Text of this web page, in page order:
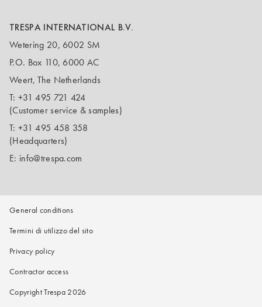
TRESPA INTERNATIONAL B.V.
Wetering 20, 6002 SM
P.O. Box 110, 6000 AC
Weert, The Netherlands
T: +31 495 721 424
(Customer service & samples)
T: +31 495 458 358
(Headquarters)
E: info@trespa.com
General conditions
Termini di utilizzo del sito
Privacy policy
Contractor access
Copyright Trespa 2026